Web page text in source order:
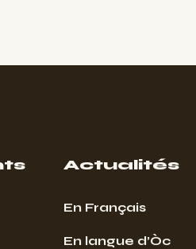
Actualités
En Français
En langue d’Òc